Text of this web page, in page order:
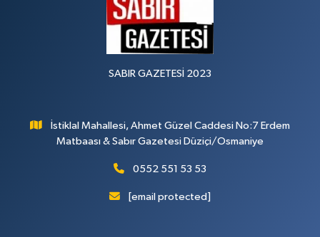
SABIR GAZETESİ 2023
İstiklal Mahallesi, Ahmet Güzel Caddesi No:7 Erdem
Matbaası & Sabır Gazetesi Düziçi/Osmaniye
0552 551 53 53
[email protected]